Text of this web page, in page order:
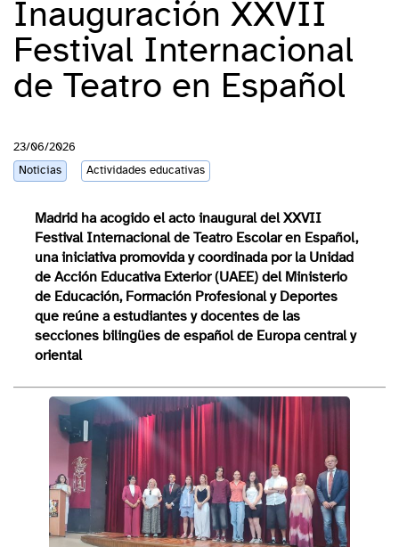
Inauguración XXVII
Festival Internacional
de Teatro en Español
23/06/2026
Noticias Actividades educativas
Madrid ha acogido el acto inaugural del XXVII
Festival Internacional de Teatro Escolar en Español,
una iniciativa promovida y coordinada por la Unidad
de Acción Educativa Exterior (UAEE) del Ministerio
de Educación, Formación Profesional y Deportes
que reúne a estudiantes y docentes de las
secciones bilingües de español de Europa central y
oriental